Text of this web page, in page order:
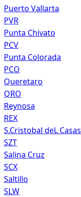
Puerto Vallarta
PVR
Punta Chivato
PCV
Punta Colorada
PCO
Queretaro
QRO
Reynosa
REX
S.Cristobal deL Casas
SZT
Salina Cruz
SCX
Saltillo
SLW